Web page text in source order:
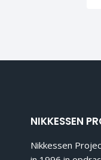
NIKKESSEN
Nikkessen